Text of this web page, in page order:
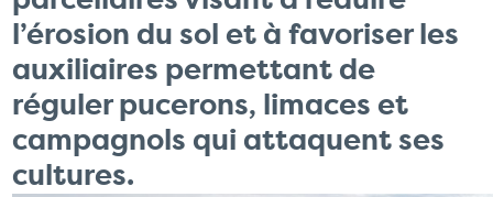
l’érosion du sol et à favoriser les
auxiliaires permettant de
réguler pucerons, limaces et
campagnols qui attaquent ses
cultures.